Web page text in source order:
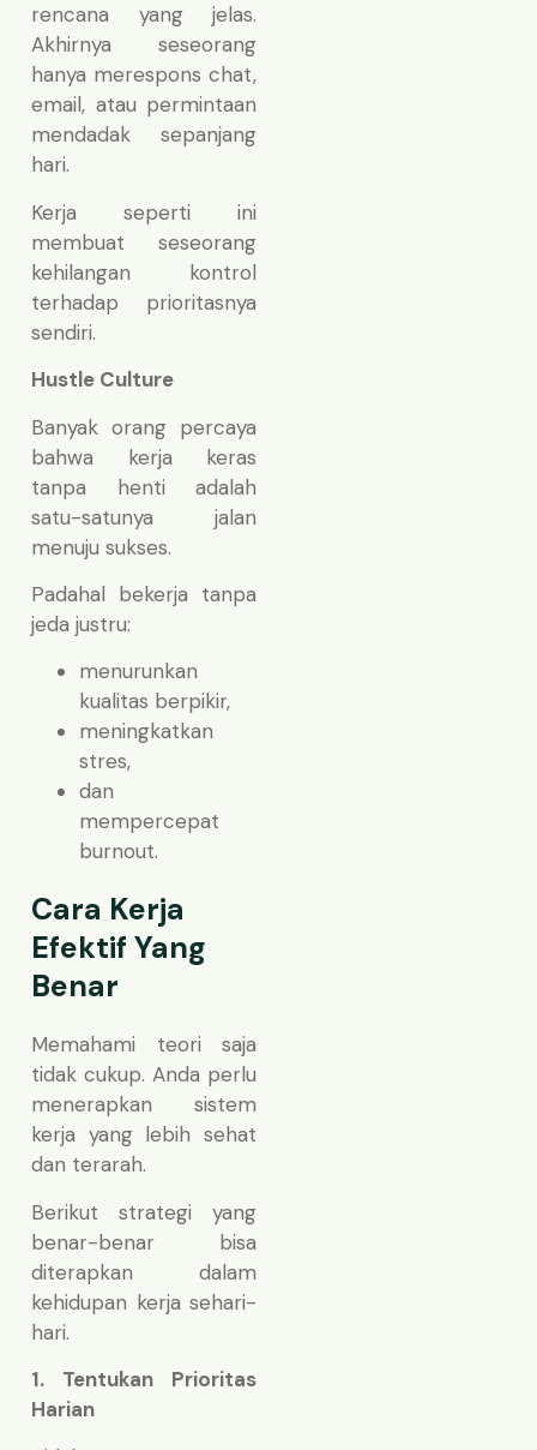
rencana yang jelas.
Akhirnya seseorang
hanya merespons chat,
email, atau permintaan
mendadak sepanjang
hari.
Kerja seperti ini
membuat seseorang
kehilangan kontrol
terhadap prioritasnya
sendiri.
Hustle Culture
Banyak orang percaya
bahwa kerja keras
tanpa henti adalah
satu-satunya jalan
menuju sukses.
Padahal bekerja tanpa
jeda justru:
menurunkan
kualitas berpikir,
meningkatkan
stres,
dan
mempercepat
burnout.
Cara Kerja
Efektif Yang
Benar
Memahami teori saja
tidak cukup. Anda perlu
menerapkan sistem
kerja yang lebih sehat
dan terarah.
Berikut strategi yang
benar-benar bisa
diterapkan dalam
kehidupan kerja sehari-
hari.
1. Tentukan Prioritas
Harian